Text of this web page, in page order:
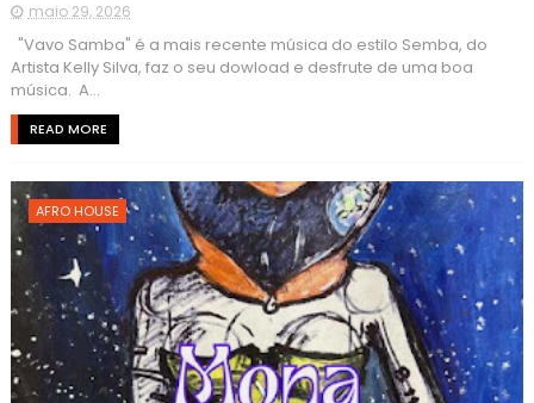
maio 29, 2026
"Vavo Samba" é a mais recente música do estilo Semba, do
Artista Kelly Silva, faz o seu dowload e desfrute de uma boa
música. A...
READ MORE
AFRO HOUSE